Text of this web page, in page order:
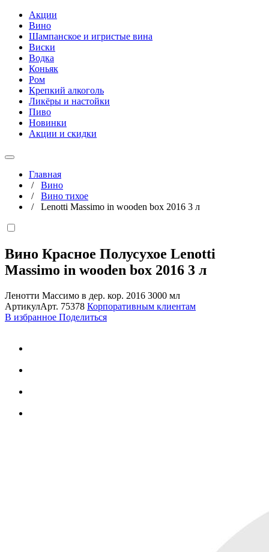
Акции
Вино
Шампанское и игристые вина
Виски
Водка
Коньяк
Ром
Крепкий алкоголь
Ликёры и настойки
Пиво
Новинки
Акции и скидки
Главная
/ Вино
/ Вино тихое
/ Lenotti Massimo in wooden box 2016 3 л
Вино Красное Полусухое Lenotti
Massimo in wooden box 2016 3 л
Ленотти Массимо в дер. кор. 2016 3000 мл
АртикулАрт. 75378 Корпоративным клиентам
В избранное Поделиться